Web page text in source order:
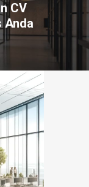
CV
Anda